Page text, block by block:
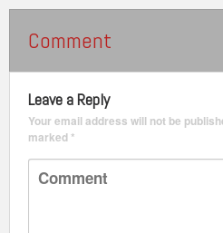
Comment
Leave a Reply
Your email address will not be
marked*